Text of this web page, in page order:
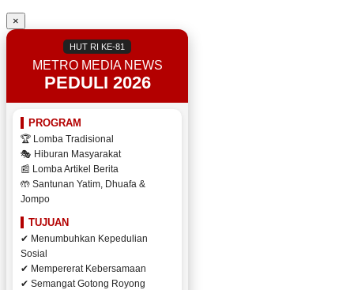
×
HUT RI KE-81
METRO MEDIA NEWS
PEDULI 2026
PROGRAM
🏆 Lomba Tradisional
🎭 Hiburan Masyarakat
📰 Lomba Artikel Berita
🤲 Santunan Yatim, Dhuafa &
Jompo
TUJUAN
✔ Menumbuhkan Kepedulian
Sosial
✔ Mempererat Kebersamaan
✔ Semangat Gotong Royong